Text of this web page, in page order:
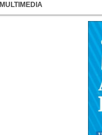
MULTIMEDIA